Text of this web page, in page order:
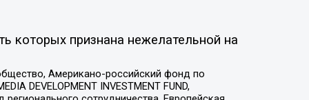
которых признана нежелательной на
Американо-российский фонд по
DEVELOPMENT INVESTMENT FUND,